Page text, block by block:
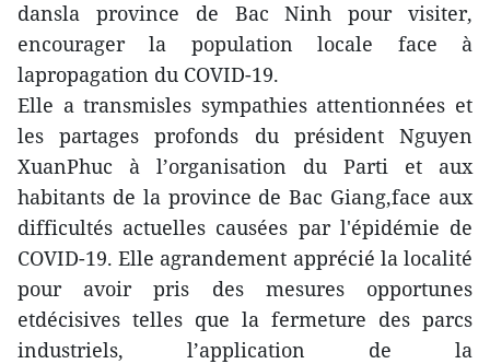
dansla province de Bac Ninh pour visiter,
encourager la population locale face à
lapropagation du COVID-19.
Elle a transmisles sympathies attentionnées et
les partages profonds du président Nguyen
XuanPhuc à l’organisation du Parti et aux
habitants de la province de Bac Giang,face aux
difficultés actuelles causées par l'épidémie de
COVID-19. Elle agrandement apprécié la localité
pour avoir pris des mesures opportunes
etdécisives telles que la fermeture des parcs
industriels, l’application de la